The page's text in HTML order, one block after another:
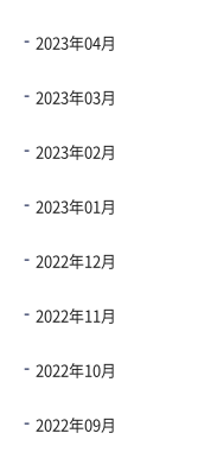
2023年04月
2023年03月
2023年02月
2023年01月
2022年12月
2022年11月
2022年10月
2022年09月